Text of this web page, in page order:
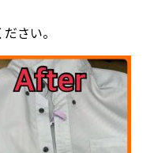
さい。